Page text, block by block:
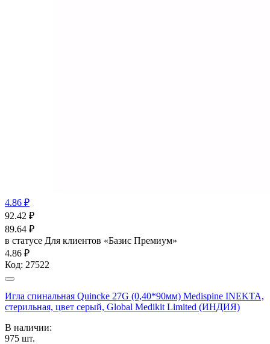
4.86 ₽
92.42 ₽
89.64 ₽
в статусе Для клиентов «Базис Премиум»
4.86 ₽
Код: 27522
Игла спинальная Quincke 27G (0,40*90мм) Medispine INEKTA,
стерильная, цвет серый, Global Medikit Limited (ИНДИЯ)
В наличии:
975 шт.